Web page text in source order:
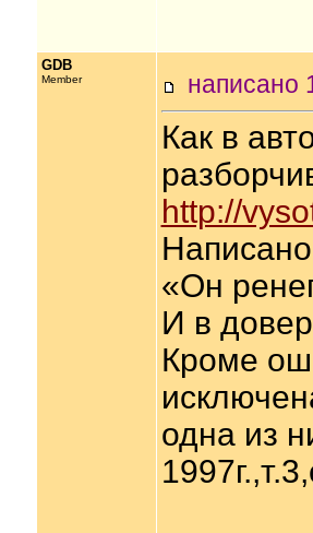
GDB
Member
Как в
http://
«Он
И в
Кроме
одна из